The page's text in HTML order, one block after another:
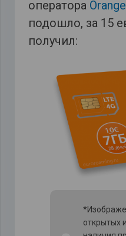
оператора Orange
подошло, за 15
получил:
открытых